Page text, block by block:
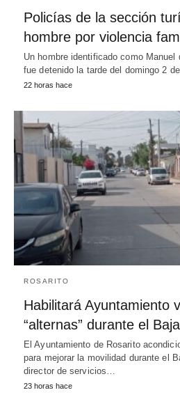
Policías de la sección
hombre por violencia
Un hombre identificado como Manuel
fue detenido la tarde del domingo 2
22 horas hace
ROSARITO
Habilitará Ayuntamiento
“alternas” durante el
El Ayuntamiento de Rosarito
para mejorar la movilidad durante el
director de servicios…
23 horas hace